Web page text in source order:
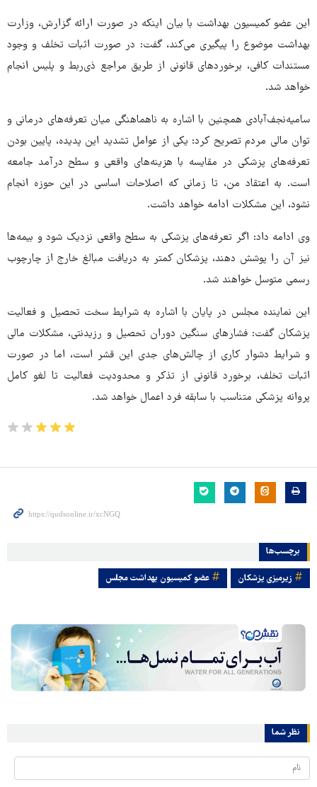
این عضو کمیسیون بهداشت با بیان اینکه در صورت ارائه گزارش، وزارت
بهداشت موضوع را پیگیری می‌کند، گفت: در صورت اثبات تخلف و وجود
مستندات کافی، برخوردهای قانونی از طریق مراجع ذی‌ربط و پلیس انجام
خواهد شد.
سامیه‌نجف‌آبادی همچنین با اشاره به ناهماهنگی میان تعرفه‌های درمانی و
توان مالی مردم تصریح کرد: یکی از عوامل تشدید این پدیده، پایین بودن
تعرفه‌های پزشکی در مقایسه با هزینه‌های واقعی و سطح درآمد جامعه
است. به اعتقاد من، تا زمانی که اصلاحات اساسی در این حوزه انجام
نشود، این مشکلات ادامه خواهد داشت.
وی ادامه داد: اگر تعرفه‌های پزشکی به سطح واقعی نزدیک شود و بیمه‌ها
نیز آن را پوشش دهند، پزشکان کمتر به دریافت مبالغ خارج از چارچوب
رسمی متوسل خواهند شد.
این نماینده مجلس در پایان با اشاره به شرایط سخت تحصیل و فعالیت
پزشکان گفت: فشارهای سنگین دوران تحصیل و رزیدنتی، مشکلات مالی
و شرایط دشوار کاری از چالش‌های جدی این قشر است، اما در صورت
اثبات تخلف، برخورد قانونی از تذکر و محدودیت فعالیت تا لغو کامل
پروانه پزشکی متناسب با سابقه فرد اعمال خواهد شد.
برچسب‌ها
زیرمیزی پزشکان عضو کمیسیون بهداشت مجلس
نظر شما